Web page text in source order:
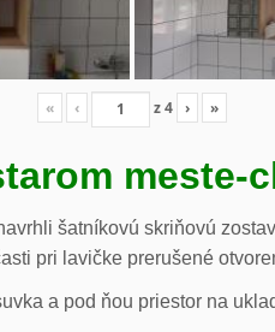
« ‹ z4 › »
meste-
šatníkovú skriňovú
pri lavičke prerušené
a pod ňou priestor na